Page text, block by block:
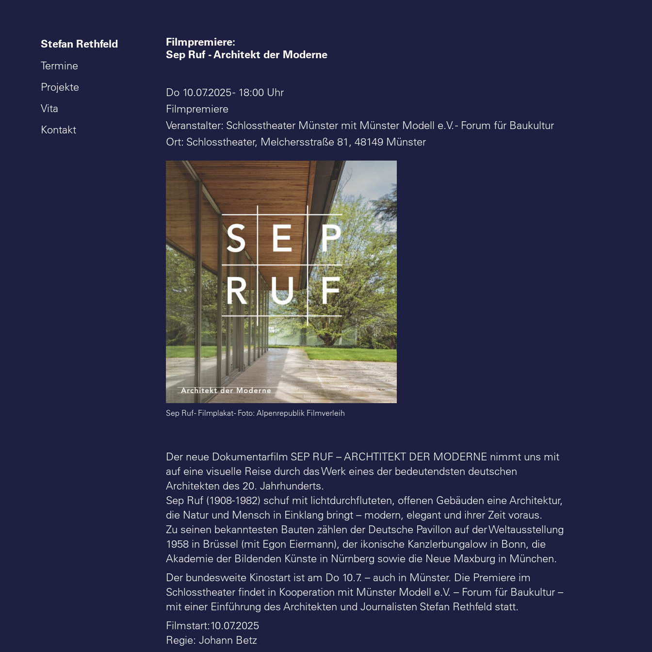
Stefan Rethfeld
Termine
Projekte
Vita
Kontakt
Filmpremiere:
Sep Ruf - Architekt der Moderne
Do 10.07.2025 - 18:00 Uhr
Filmpremiere
Veranstalter: Schlosstheater Münster mit Münster Modell e.V. - Forum für Baukultur
Ort: Schlosstheater, Melchersstraße 81, 48149 Münster
Sep Ruf - Filmplakat - Foto: Alpenrepublik Filmverleih
Der neue Dokumentarfilm SEP RUF – ARCHTITEKT DER MODERNE nimmt uns mit
auf eine visuelle Reise durch das Werk eines der bedeutendsten deutschen
Architekten des 20. Jahrhunderts.
Sep Ruf (1908-1982) schuf mit lichtdurchfluteten, offenen Gebäuden eine Architektur,
die Natur und Mensch in Einklang bringt – modern, elegant und ihrer Zeit voraus.
Zu seinen bekanntesten Bauten zählen der Deutsche Pavillon auf der Weltausstellung
1958 in Brüssel (mit Egon Eiermann), der ikonische Kanzlerbungalow in Bonn, die
Akademie der Bildenden Künste in Nürnberg sowie die Neue Maxburg in München.
Der bundesweite Kinostart ist am Do 10.7. – auch in Münster. Die Premiere im
Schlosstheater findet in Kooperation mit Münster Modell e.V. – Forum für Baukultur –
mit einer Einführung des Architekten und Journalisten Stefan Rethfeld statt.
Filmstart:10.07.2025
Regie: Johann Betz